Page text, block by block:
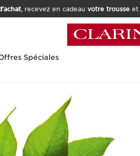
, recevez en cadeau votre trousseet
Spéciales